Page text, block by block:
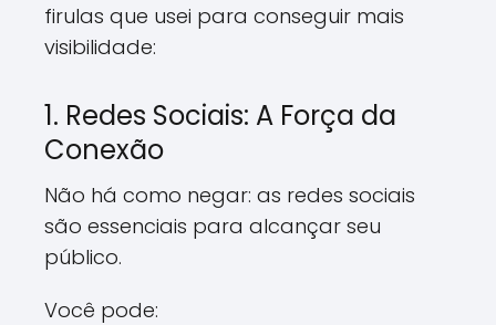
firulas que usei para conseguir mais
visibilidade:
1. Redes Sociais: A Força da
Conexão
Não há como negar: as redes sociais
são essenciais para alcançar seu
público.
Você pode: